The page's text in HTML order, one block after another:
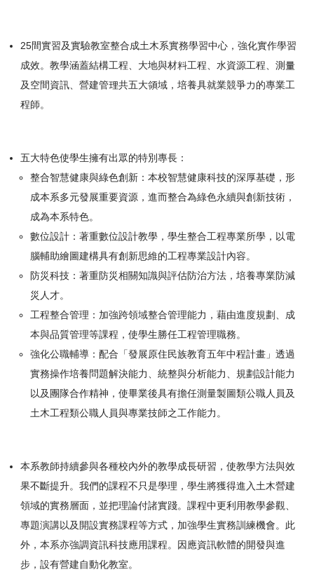
25間實習及實驗教室整合成土木系實務學習中心，強化實作學習
成效。教學涵蓋結構工程、大地與材料工程、水資源工程、測量
及空間資訊、營建管理共五大領域，培養具就業競爭力的專業工
程師。
五大特色使學生擁有出眾的特別專長：
整合智慧健康與綠色創新：本校智慧健康科技的深厚基礎，形
成本系多元發展重要資源，進而整合為綠色永續與創新技術，
成為本系特色。
數位設計：著重數位設計教學，學生整合工程專業所學，以電
腦輔助繪圖建構具有創新思維的工程專業設計內容。
防災科技：著重防災相關知識與評估防治方法，培養專業防減
災人才。
工程整合管理：加強跨領域整合管理能力，藉由進度規劃、成
本與品質管理等課程，使學生勝任工程管理職務。
強化公職輔導：配合「發展原住民族教育五年中程計畫」透過
實務操作培養問題解決能力、統整與分析能力、規劃設計能力
以及團隊合作精神，使畢業後具有擔任測量製圖類公職人員及
土木工程類公職人員與專業技師之工作能力。
本系教師持續參與各種校內外的教學成長研習，使教學方法與效
果不斷提升。我們的課程不只是學理，學生將獲得進入土木營建
領域的實務層面，並把理論付諸實踐。課程中更利用教學參觀、
專題演講以及開設實務課程等方式，加強學生實務訓練機會。此
外，本系亦強調資訊科技應用課程。因應資訊軟體的開發與進
步，設有營建自動化教室。